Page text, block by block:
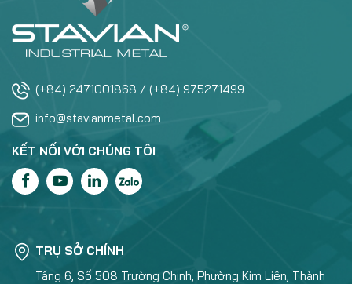
(+84) 2471001868 / (+84) 975271499
info@stavianmetal.com
KẾT NỐI VỚI CHÚNG TÔI
TRỤ SỞ CHÍNH
Tầng 6, Số 508 Trường Chinh, Phường Kim Liên, Thành